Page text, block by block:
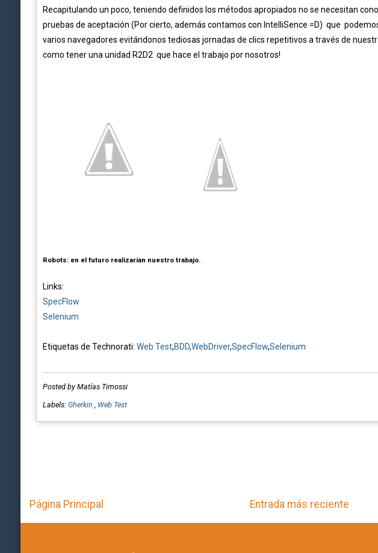
Recapitulando un poco, teniendo definidos los métodos apropiados no se necesitan
pruebas de aceptación (Por cierto, además contamos con IntelliSence =D) que
varios navegadores evitándonos tediosas jornadas de clics repetitivos a través de
como tener una unidad R2D2 que hace el trabajo por nosotros!
Robots: en el futuro realizarían nuestro trabajo.
Links:
SpecFlow
Selenium
Etiquetas de Technorati: Web Test,BDD,WebDriver,SpecFlow,Selenium
Posted by Matías Timossi
Labels: Gherkin , Web Test
Entrada más reciente
Página Principal